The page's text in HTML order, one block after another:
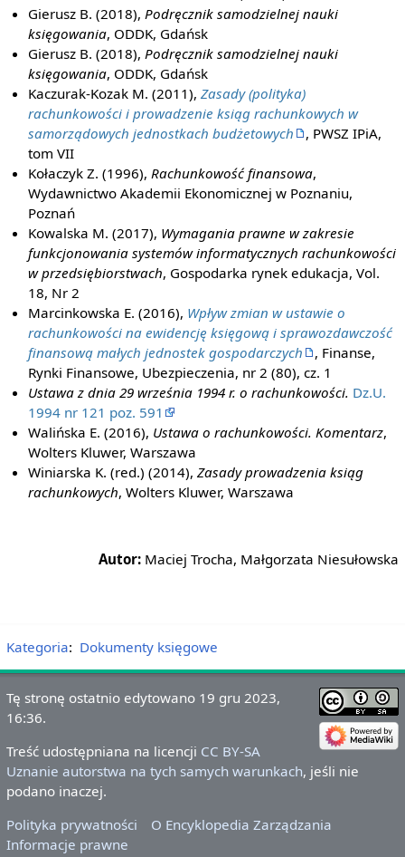
Gierusz B. (2018),Podręcznik samodzielnej nauki
księgowania, ODDK, Gdańsk
Gierusz B. (2018),Podręcznik samodzielnej nauki
księgowania, ODDK, Gdańsk
Kaczurak-Kozak M. (2011),Zasady (polityka)
rachunkowości i prowadzenie ksiąg rachunkowych w
samorządowych jednostkach budżetowych
, PWSZ IPiA,
tom VII
Kołaczyk Z. (1996),Rachunkowość finansowa,
Wydawnictwo Akademii Ekonomicznej w Poznaniu,
Poznań
Kowalska M. (2017), Wymagania prawne w zakresie
funkcjonowania systemów informatycznych rachunkowości
w przedsiębiorstwach, Gospodarka rynek edukacja, Vol.
18, Nr 2
Marcinkowska E. (2016), Wpływ zmian w ustawie o
rachunkowości na ewidencję księgową i sprawozdawczość
finansową małych jednostek gospodarczych
, Finanse,
Rynki Finansowe, Ubezpieczenia, nr 2 (80), cz. 1
Ustawa z dnia 29 września 1994 r. o rachunkowości. Dz.U.
1994 nr 121 poz. 591
Walińska E. (2016), Ustawa o rachunkowości. Komentarz,
Wolters Kluwer, Warszawa
Winiarska K. (red.) (2014),Zasady prowadzenia ksiąg
rachunkowych, Wolters Kluwer, Warszawa
Autor: Maciej Trocha, Małgorzata Niesułowska
Kategoria: Dokumenty księgowe
Tę stronę ostatnio edytowano 19 gru 2023,
16:36.
Treść udostępniana na licencji CC BY-SA
Uznanie autorstwa na tych samych warunkach, jeśli nie
podano inaczej.
Polityka prywatności
O Encyklopedia Zarządzania
Informacje prawne